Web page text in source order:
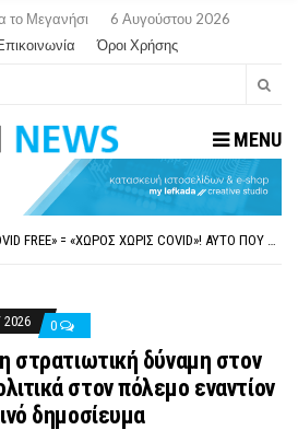
το Μεγανήσι
6 Αυγούστου 2026
Όροι Χρήσης
MENU
ΝΥΔΡΊ:ΠΙΆΣΤΗΚΑΝ ΣΤΟ ΞΎΛΟ ΟΙ ΙΔΙΟΚΤΉΤΕΣ ΤΟΥΡΙΣΤΙΚΏΝ ΣΚΑΦΏΝ.
«ΧΏΡΟΣ COVID FREE» = «ΧΏΡΟΣ ΧΩΡΊΣ COVID»! ΑΥΤΌ ΠΟΥ ΚΑΝΕΊΣ ΔΕΝ ΈΧΕΙ ΤΟΛΜΉΣΕΙ ΝΑ ΡΩΤΉΣΕΙ
ΝΗΠΙΑΓΩΓΕΊΩΝ ΣΤΗ ΛΕΥΚΆΔΑ
2026 0
στρατιωτική δύναμη στον
στον πόλεμο εναντίον
δημοσίευμα